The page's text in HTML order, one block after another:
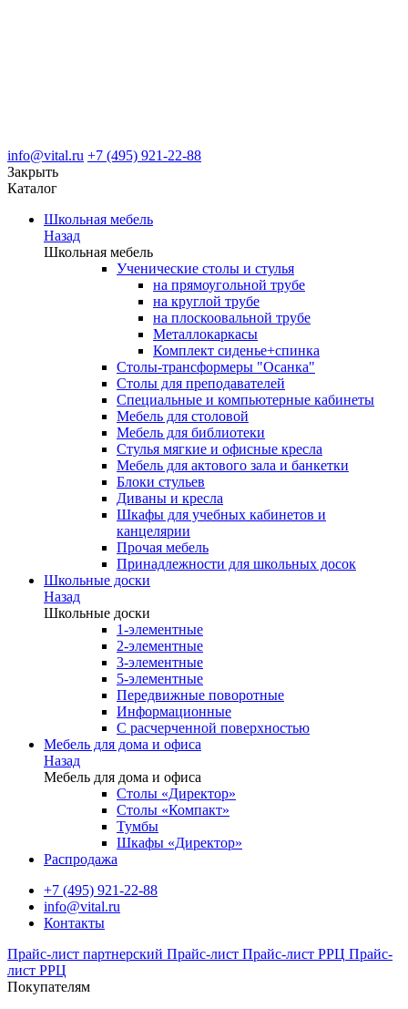
info@vital.ru +7 (495) 921-22-88
Закрыть
Каталог
Школьная мебель
Назад
Школьная мебель
Ученические столы и стулья
на прямоугольной трубе
на круглой трубе
на плоскоовальной трубе
Металлокаркасы
Комплект сиденье+спинка
Столы-трансформеры "Осанка"
Столы для преподавателей
Специальные и компьютерные кабинеты
Мебель для столовой
Мебель для библиотеки
Стулья мягкие и офисные кресла
Мебель для актового зала и банкетки
Блоки стульев
Диваны и кресла
Шкафы для учебных кабинетов и
канцелярии
Прочая мебель
Принадлежности для школьных досок
Школьные доски
Назад
Школьные доски
1-элементные
2-элементные
3-элементные
5-элементные
Передвижные поворотные
Информационные
С расчерченной поверхностью
Мебель для дома и офиса
Назад
Мебель для дома и офиса
Столы «Директор»
Столы «Компакт»
Тумбы
Шкафы «Директор»
Распродажа
+7 (495) 921-22-88
info@vital.ru
Контакты
Прайс-лист партнерский Прайс-лист Прайс-лист РРЦ Прайс-
лист РРЦ
Покупателям